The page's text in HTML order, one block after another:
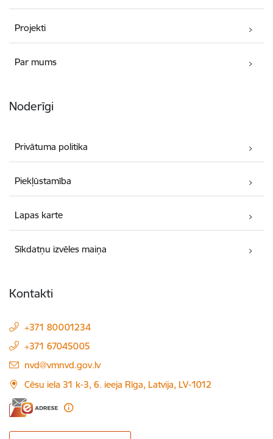
Projekti
Par mums
Noderīgi
Privātuma politika
Piekļūstamība
Lapas karte
Sīkdatņu izvēles maiņa
Kontakti
+371 80001234
+371 67045005
E-pasts:
nvd@vmnvd.gov.lv
Cēsu iela 31 k-3, 6. ieeja Rīga, Latvija, LV-1012